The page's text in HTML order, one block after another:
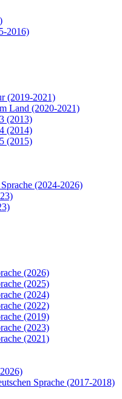
2016)
(2019-2021)
Land (2020-2021)
(2013)
(2014)
(2015)
(2024-2026)
(2026)
(2025)
(2024)
(2022)
(2019)
(2023)
(2021)
Sprache (2017-2018)